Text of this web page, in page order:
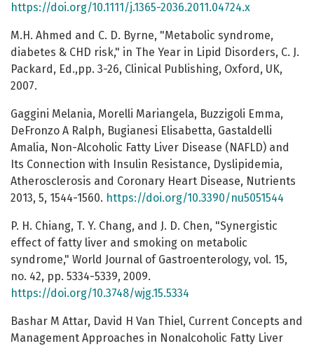
https://doi.org/10.1111/j.1365-2036.2011.04724.x
M.H. Ahmed and C. D. Byrne, "Metabolic syndrome,
diabetes & CHD risk," in The Year in Lipid Disorders, C. J.
Packard, Ed.,pp. 3-26, Clinical Publishing, Oxford, UK,
2007.
Gaggini Melania, Morelli Mariangela, Buzzigoli Emma,
DeFronzo A Ralph, Bugianesi Elisabetta, Gastaldelli
Amalia, Non-Alcoholic Fatty Liver Disease (NAFLD) and
Its Connection with Insulin Resistance, Dyslipidemia,
Atherosclerosis and Coronary Heart Disease, Nutrients
2013, 5, 1544-1560. https://doi.org/10.3390/nu5051544
P. H. Chiang, T. Y. Chang, and J. D. Chen, "Synergistic
effect of fatty liver and smoking on metabolic
syndrome," World Journal of Gastroenterology, vol. 15,
no. 42, pp. 5334-5339, 2009.
https://doi.org/10.3748/wjg.15.5334
Bashar M Attar, David H Van Thiel, Current Concepts and
Management Approaches in Nonalcoholic Fatty Liver